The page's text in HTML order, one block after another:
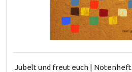
Jubelt und freut euch | Notenheft